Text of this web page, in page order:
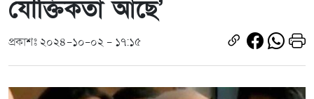
যৌক্তিকতা আছে’
প্রকাশঃ ২০২৪-১০-০২ - ১৭:১৫